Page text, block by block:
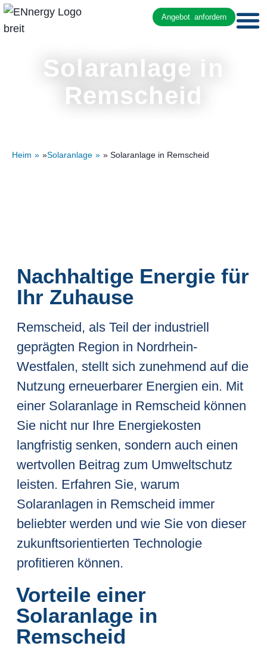
Angebot anfordern
Solaranlage in
Remscheid
Heim »Solaranlage » Solaranlage in Remscheid
Nachhaltige Energie für
Ihr Zuhause
Remscheid, als Teil der industriell
geprägten Region in Nordrhein-
Westfalen, stellt sich zunehmend auf die
Nutzung erneuerbarer Energien ein. Mit
einer Solaranlage in Remscheid können
Sie nicht nur Ihre Energiekosten
langfristig senken, sondern auch einen
wertvollen Beitrag zum Umweltschutz
leisten. Erfahren Sie, warum
Solaranlagen in Remscheid immer
beliebter werden und wie Sie von dieser
zukunftsorientierten Technologie
profitieren können.
Vorteile einer
Solaranlage in
Remscheid